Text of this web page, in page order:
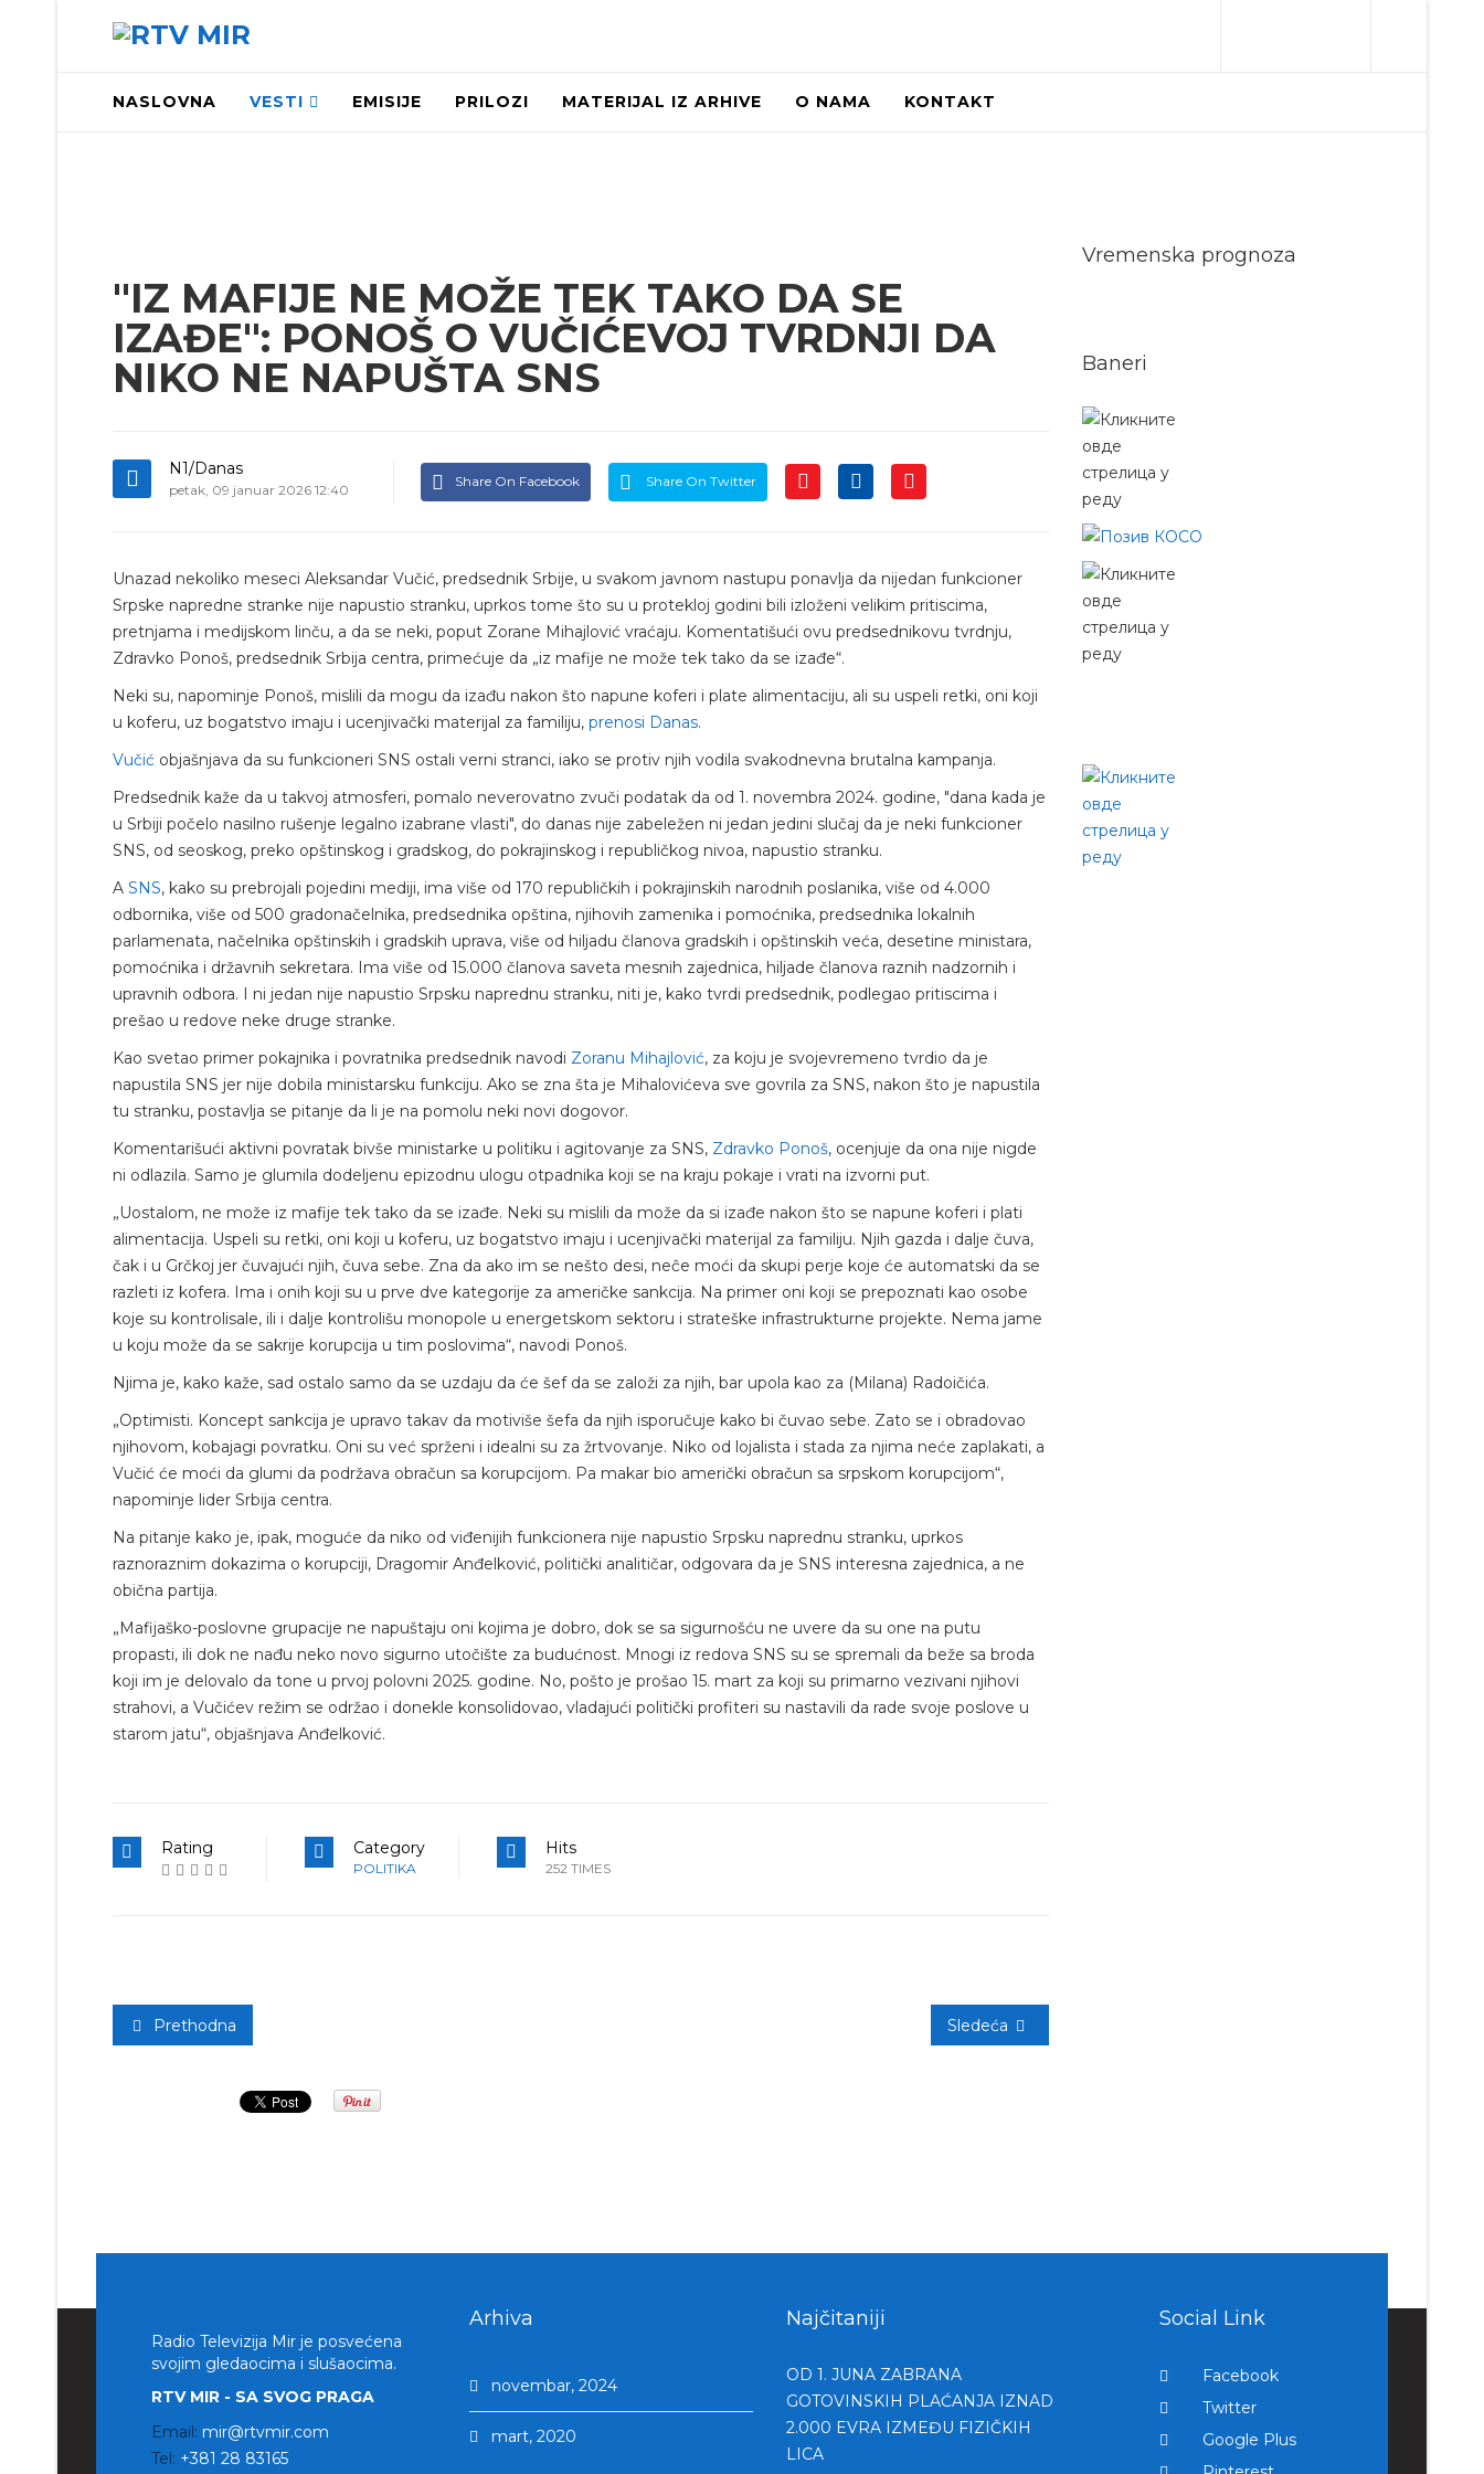
NASLOVNA VESTI EMISIJE PRILOZI MATERIJAL IZ ARHIVE O NAMA KONTAKT
"IZ MAFIJE NE MOŽE TEK TAKO DA SE
IZAĐE": PONOŠ O VUČIĆEVOJ TVRDNJI DA
NIKO NE NAPUŠTA SNS
N1/Danas
petak, 09 januar 2026 12:40
Share On Facebook Share On Twitter
Unazad nekoliko meseci Aleksandar Vučić, predsednik Srbije, u svakom javnom nastupu ponavlja da nijedan funkcioner
Srpske napredne stranke nije napustio stranku, uprkos tome što su u protekloj godini bili izloženi velikim pritiscima,
pretnjama i medijskom linču, a da se neki, poput Zorane Mihajlović vraćaju. Komentatišući ovu predsednikovu tvrdnju,
Zdravko Ponoš, predsednik Srbija centra, primećuje da „iz mafije ne može tek tako da se izađe“.
Neki su, napominje Ponoš, mislili da mogu da izađu nakon što napune koferi i plate alimentaciju, ali su uspeli retki, oni koji
u koferu, uz bogatstvo imaju i ucenjivački materijal za familiju, prenosi Danas.
Vučić objašnjava da su funkcioneri SNS ostali verni stranci, iako se protiv njih vodila svakodnevna brutalna kampanja.
Predsednik kaže da u takvoj atmosferi, pomalo neverovatno zvuči podatak da od 1. novembra 2024. godine, "dana kada je
u Srbiji počelo nasilno rušenje legalno izabrane vlasti", do danas nije zabeležen ni jedan jedini slučaj da je neki funkcioner
SNS, od seoskog, preko opštinskog i gradskog, do pokrajinskog i republičkog nivoa, napustio stranku.
A SNS, kako su prebrojali pojedini mediji, ima više od 170 republičkih i pokrajinskih narodnih poslanika, više od 4.000
odbornika, više od 500 gradonačelnika, predsednika opština, njihovih zamenika i pomoćnika, predsednika lokalnih
parlamenata, načelnika opštinskih i gradskih uprava, više od hiljadu članova gradskih i opštinskih veća, desetine ministara,
pomoćnika i državnih sekretara. Ima više od 15.000 članova saveta mesnih zajednica, hiljade članova raznih nadzornih i
upravnih odbora. I ni jedan nije napustio Srpsku naprednu stranku, niti je, kako tvrdi predsednik, podlegao pritiscima i
prešao u redove neke druge stranke.
Kao svetao primer pokajnika i povratnika predsednik navodi Zoranu Mihajlović, za koju je svojevremeno tvrdio da je
napustila SNS jer nije dobila ministarsku funkciju. Ako se zna šta je Mihalovićeva sve govrila za SNS, nakon što je napustila
tu stranku, postavlja se pitanje da li je na pomolu neki novi dogovor.
Komentarišući aktivni povratak bivše ministarke u politiku i agitovanje za SNS, Zdravko Ponoš, ocenjuje da ona nije nigde
ni odlazila. Samo je glumila dodeljenu epizodnu ulogu otpadnika koji se na kraju pokaje i vrati na izvorni put.
„Uostalom, ne može iz mafije tek tako da se izađe. Neki su mislili da može da si izađe nakon što se napune koferi i plati
alimentacija. Uspeli su retki, oni koji u koferu, uz bogatstvo imaju i ucenjivački materijal za familiju. Njih gazda i dalje čuva,
čak i u Grčkoj jer čuvajući njih, čuva sebe. Zna da ako im se nešto desi, neĉe moći da skupi perje koje će automatski da se
razleti iz kofera. Ima i onih koji su u prve dve kategorije za američke sankcija. Na primer oni koji se prepoznati kao osobe
koje su kontrolisale, ili i dalje kontrolišu monopole u energetskom sektoru i strateške infrastrukturne projekte. Nema jame
u koju može da se sakrije korupcija u tim poslovima“, navodi Ponoš.
Njima je, kako kaže, sad ostalo samo da se uzdaju da će šef da se založi za njih, bar upola kao za (Milana) Radoičića.
„Optimisti. Koncept sankcija je upravo takav da motiviše šefa da njih isporučuje kako bi čuvao sebe. Zato se i obradovao
njihovom, kobajagi povratku. Oni su već sprženi i idealni su za žrtvovanje. Niko od lojalista i stada za njima neće zaplakati, a
Vučić će moći da glumi da podržava obračun sa korupcijom. Pa makar bio američki obračun sa srpskom korupcijom“,
napominje lider Srbija centra.
Na pitanje kako je, ipak, moguće da niko od viđenijih funkcionera nije napustio Srpsku naprednu stranku, uprkos
raznoraznim dokazima o korupciji, Dragomir Anđelković, politički analitičar, odgovara da je SNS interesna zajednica, a ne
obična partija.
„Mafijaško-poslovne grupacije ne napuštaju oni kojima je dobro, dok se sa sigurnošću ne uvere da su one na putu
propasti, ili dok ne nađu neko novo sigurno utočište za budućnost. Mnogi iz redova SNS su se spremali da beže sa broda
koji im je delovalo da tone u prvoj polovni 2025. godine. No, pošto je prošao 15. mart za koji su primarno vezivani njihovi
strahovi, a Vučićev režim se održao i donekle konsolidovao, vladajući politički profiteri su nastavili da rade svoje poslove u
starom jatu“, objašnjava Anđelković.
Rating Category
POLITIKA
Hits
252 TIMES
Prethodna Sledeća
Vremenska prognoza
Baneri
Radio Televizija Mir je posvećena
svojim gledaocima i slušaocima.
RTV MIR - SA SVOG PRAGA
Email: mir@rtvmir.com
Tel: +381 28 83165
Arhiva
novembar, 2024
mart, 2020
Najčitaniji
OD 1. JUNA ZABRANA
GOTOVINSKIH PLAĆANJA IZNAD
2.000 EVRA IZMEĐU FIZIČKIH
LICA
Social Link
Facebook
Twitter
Google Plus